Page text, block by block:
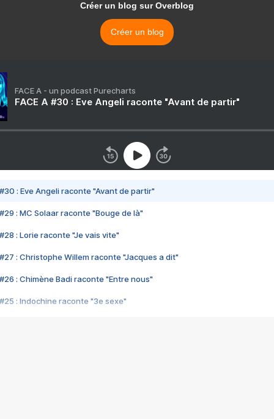
Créer un blog sur Overblog
Créer un blog
FACE A - un podcast Purecharts
FACE A #30 : Eve Angeli raconte "Avant de partir"
#30 : Eve Angeli raconte "Avant de partir"
#29 : MC Solaar raconte "Bouge de là"
#28 : Lorie raconte "Je vais vite"
#27 : Christophe Willem raconte "Jacques a dit"
#26 : Chimène Badi raconte "Entre nous"
#25 : Indochine raconte "3e sexe"